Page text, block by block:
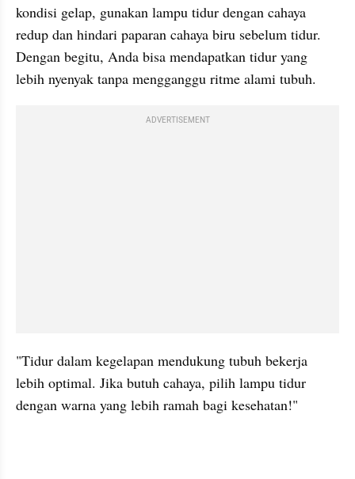
kondisi gelap, gunakan lampu tidur dengan cahaya
redup dan hindari paparan cahaya biru sebelum tidur.
Dengan begitu, Anda bisa mendapatkan tidur yang
lebih nyenyak tanpa mengganggu ritme alami tubuh.
ADVERTISEMENT
"Tidur dalam kegelapan mendukung tubuh bekerja
lebih optimal. Jika butuh cahaya, pilih lampu tidur
dengan warna yang lebih ramah bagi kesehatan!"